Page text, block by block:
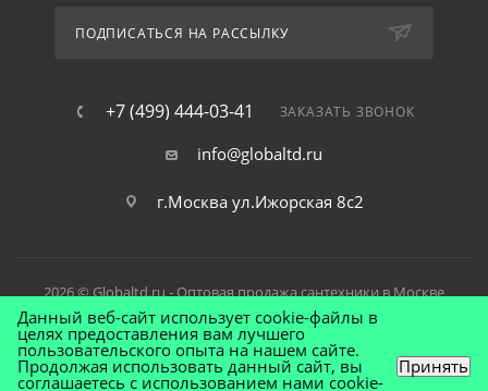
ПОДПИСАТЬСЯ НА РАССЫЛКУ
+7 (499) 444-03-41 ЗАКАЗАТЬ ЗВОНОК
info@globaltd.ru
г.Москва ул.Ижорская 8с2
2026 © Globaltd.ru - Оптовая продажа сантехники в Москве
Данный веб-сайт использует cookie-файлы в
целях предоставления вам лучшего
пользовательского опыта на нашем сайте.
Продолжая использовать данный сайт, вы
соглашаетесь с использованием нами cookie-
Принять